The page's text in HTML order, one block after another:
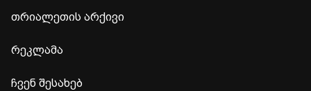
თრიალეთის არქივი
რეკლამა
ჩვენ შესახებ